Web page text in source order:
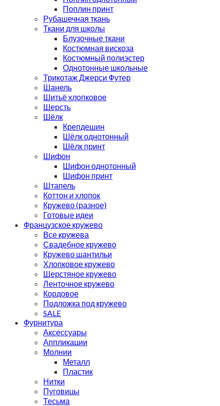
Поплин принт
Рубашечная ткань
Ткани для школы
Блузочные ткани
Костюмная вискоза
Костюмный полиэстер
Однотонные школьные
Трикотаж Джерси Футер
Шанель
Шитьё хлопковое
Шерсть
Шёлк
Крепдешин
Шёлк однотонный
Шёлк принт
Шифон
Шифон однотонный
Шифон принт
Штапель
Коттон и хлопок
Кружево (разное)
Готовые идеи
Французское кружево
Все кружева
Свадебное кружево
Кружево шантильи
Хлопковое кружево
Шерстяное кружево
Ленточное кружево
Кордовое
Подложка под кружево
SALE
Фурнитура
Аксессуары
Аппликации
Молнии
Металл
Пластик
Нитки
Пуговицы
Тесьма